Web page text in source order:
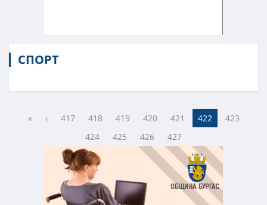
СПОРТ
« ‹ 417 418 419 420 421 422
423
424
425 426 427